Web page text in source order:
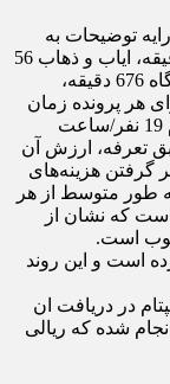
متوسط ارایه توضیحات به
متقاضی 25 دقیقه، هماهنگی زمان بازدید 35 دقیقه، ایاب و ذهاب 56
دقیقه، انجام بازدید 246 دقیقه، بررسی آزمایشگاه 676 دقیقه،
روند 25 دقیقه و سایر اقدامات 74 برای هر پرونده زمان
برده است. به بیان دیگر حدوداً هر پرونده سپتام 19 نفر/ساعت
تعرفه، ارزش آن
گرفتن هزینه‌های
طور متوسط از هر
نموده است که نشان از
است.
است و این روند
در دریافت ان
شده که ریالی